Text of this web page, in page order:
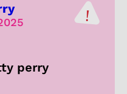
perry